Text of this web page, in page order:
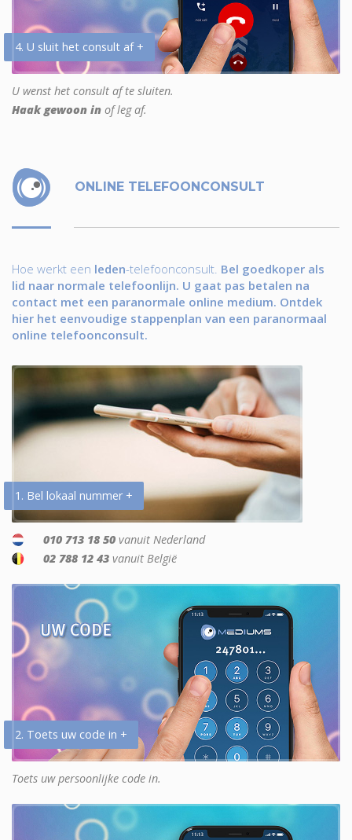
4. U sluit het consult af +
U wenst het consult af te sluiten.
Haak gewoon in of leg af.
ONLINE TELEFOONCONSULT
Hoe werkt een leden-telefoonconsult. Bel goedkoper als
lid naar normale telefoonlijn. U gaat pas betalen na
contact met een paranormale online medium. Ontdek
hier het eenvoudige stappenplan van een paranormaal
online telefoonconsult.
1. Bel lokaal nummer +
010 713 18 50 vanuit Nederland
02 788 12 43 vanuit België
2. Toets uw code in +
Toets uw persoonlijke code in.